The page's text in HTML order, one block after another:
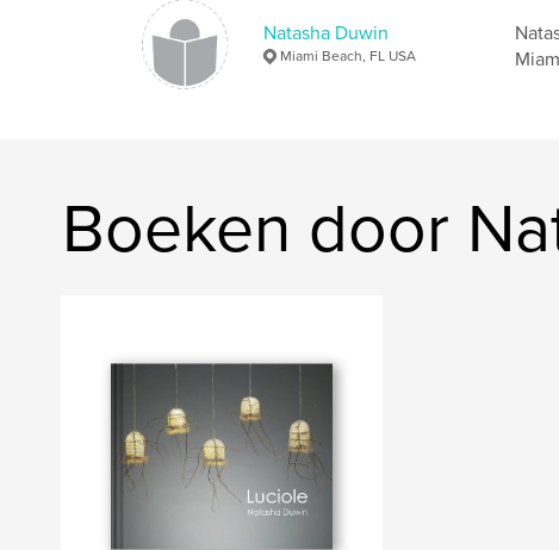
Natasha Duwin
Miami Beach, FL USA
Boeken door